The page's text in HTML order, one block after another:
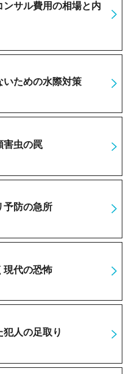
サル費用の相場と内
いための水際対策
害虫の罠
予防の急所
現代の恐怖
人の足取り